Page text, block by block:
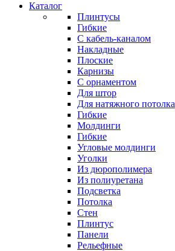
Каталог
Плинтусы
Гибкие
C кабель-каналом
Накладные
Плоские
Карнизы
С орнаментом
Для штор
Для натяжного потолка
Гибкие
Молдинги
Гибкие
Угловые молдинги
Уголки
Из дюрополимера
Из полиуретана
Подсветка
Потолка
Стен
Плинтус
Панели
Рельефные